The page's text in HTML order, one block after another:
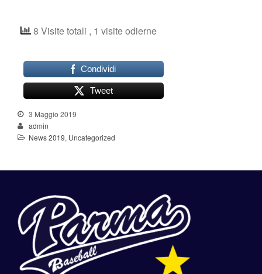
8 Visite totali , 1 visite odierne
Condividi
Tweet
3 Maggio 2019
admin
News 2019, Uncategorized